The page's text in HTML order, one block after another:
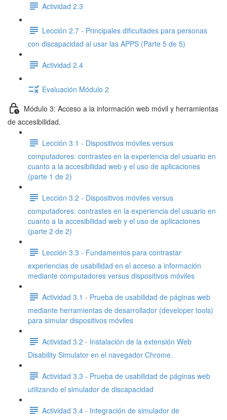
Actividad 2.3
Lección 2.7 - Principales dificultades para personas
con discapacidad al usar las APPS (Parte 5 de 5)
Actividad 2.4
Evaluación Módulo 2
Módulo 3: Acceso a la información web móvil y herramientas
de accesibilidad.
Lección 3.1 - Dispositivos móviles versus
computadores: contrastes en la experiencia del usuario en
cuanto a la accesibilidad web y el uso de aplicaciones
(parte 1 de 2)
Lección 3.2 - Dispositivos móviles versus
computadores: contrastes en la experiencia del usuario en
cuanto a la accesibilidad web y el uso de aplicaciones
(parte 2 de 2)
Lección 3.3 - Fundamentos para contrastar
experiencias de usabilidad en el acceso a información
mediante computadores versus dispositivos móviles
Actividad 3.1 - Prueba de usabilidad de páginas web
mediante herramientas de desarrollador (developer tools)
para simular dispositivos móviles
Actividad 3.2 - Instalación de la extensión Web
Disability Simulator en el navegador Chrome.
Actividad 3.3 - Prueba de usabilidad de páginas web
utilizando el simulador de discapacidad
Actividad 3.4 - Integración de simulador de